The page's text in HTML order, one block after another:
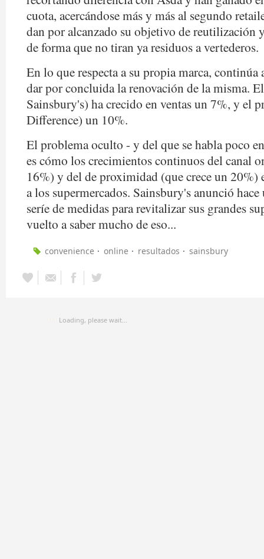
cuota, acercándose más y más al segundo
dan por alcanzado su objetivo de reutilización
de forma que no tiran ya residuos a vertederos.
En lo que respecta a su propia marca, continúa
dar por concluida la renovación de la misma.
Sainsbury's) ha crecido en ventas un 7%, y el
Difference) un 10%.
El problema oculto - y del que se habla poco
es cómo los crecimientos continuos del canal
16%) y del de proximidad (que crece un 20%)
a los supermercados. Sainsbury's anunció hace
seríe de medidas para revitalizar sus grandes
vuelto a saber mucho de eso...
convenience online resultados sainsbury
Loading, please wait...